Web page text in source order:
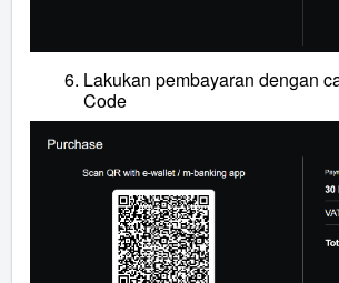
Lakukan pembayaran dengan
Code